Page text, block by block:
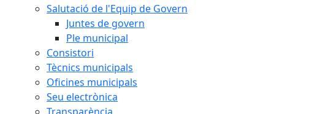
Salutació de l'Equip de Govern
Juntes de govern
Ple municipal
Consistori
Tècnics municipals
Oficines municipals
Seu electrònica